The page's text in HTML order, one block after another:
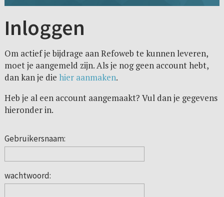
Inloggen
Om actief je bijdrage aan Refoweb te kunnen leveren,
moet je aangemeld zijn. Als je nog geen account hebt,
dan kan je die hier aanmaken.
Heb je al een account aangemaakt? Vul dan je gegevens
hieronder in.
Gebruikersnaam:
wachtwoord: